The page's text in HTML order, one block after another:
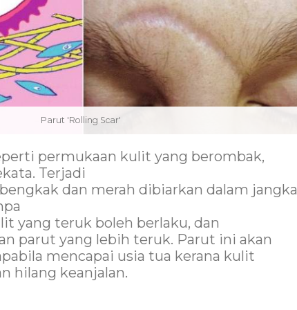
Parut 'Rolling Scar'
permukaan kulit yang berombak,
Terjadi
dan merah dibiarkan dalam jangka
yang teruk boleh berlaku, dan
parut yang lebih teruk. Parut ini akan
mencapai usia tua kerana kulit
hilang keanjalan.